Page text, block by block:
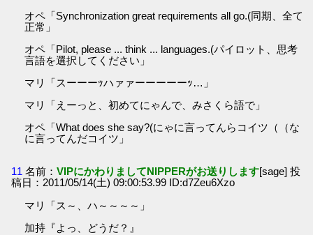
オペ「Synchronization great requirements all go.(同期、全て
正常」
オペ「Pilot, please ... think ... languages.(パイロット、思考
言語を選択してください」
マリ「スーーーｯハァァーーーーーｯ…」
マリ「えーっと、初めてにゃんで、みさくら語で」
オペ「What does she say?(にゃに言ってんらコイツ（（な
に言ってんだコイツ」
11 名前：VIPにかわりましてNIPPERがお送りします[sage] 投
稿日：2011/05/14(土) 09:00:53.99 ID:d7Zeu6Xzo
マリ「ス～、ハ～～～～」
加持『よっ、どうだ？』